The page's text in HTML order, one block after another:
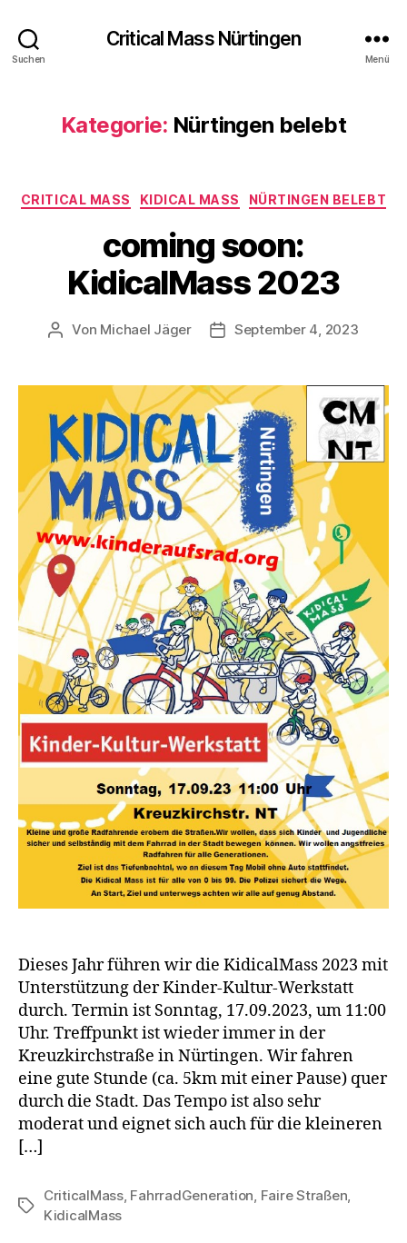
Suchen
Critical Mass Nürtingen
Menü
Kategorie: Nürtingen belebt
Kategorien
CRITICAL MASS KIDICAL MASS NÜRTINGEN BELEBT
coming soon:
KidicalMass 2023
Beitragsautor
Von Michael Jäger Veröffentlichungsdatum
September 4, 2023
Dieses Jahr führen wir die KidicalMass 2023 mit
Unterstützung der Kinder-Kultur-Werkstatt
durch. Termin ist Sonntag, 17.09.2023, um 11:00
Uhr. Treffpunkt ist wieder immer in der
Kreuzkirchstraße in Nürtingen. Wir fahren
eine gute Stunde (ca. 5km mit einer Pause) quer
durch die Stadt. Das Tempo ist also sehr
moderat und eignet sich auch für die kleineren
[…]
Schlagwörter
CriticalMass, FahrradGeneration Faire Straßen
KidicalMass